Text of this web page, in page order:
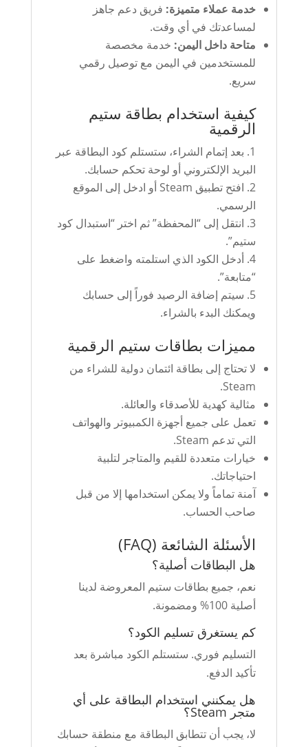
خدمة عملاء متميزة: فريق دعم جاهز
لمساعدتك في أي وقت.
متاحة داخل اليمن: خدمة مخصصة
للمستخدمين في اليمن مع توصيل رقمي
سريع.
كيفية استخدام بطاقة ستيم
الرقمية
بعد إتمام الشراء، ستستلم كود البطاقة عبر
البريد الإلكتروني أو لوحة تحكم حسابك.
افتح تطبيق Steam أو ادخل إلى الموقع
الرسمي.
انتقل إلى “المحفظة” ثم اختر “استبدال كود
ستيم”.
أدخل الكود الذي استلمته واضغط على
“متابعة”.
سيتم إضافة الرصيد فوراً إلى حسابك
ويمكنك البدء بالشراء.
مميزات بطاقات ستيم الرقمية
لا تحتاج إلى بطاقة ائتمان دولية للشراء من
Steam.
مثالية كهدية للأصدقاء والعائلة.
تعمل على جميع أجهزة الكمبيوتر والهواتف
التي تدعم Steam.
خيارات متعددة للقيم والمتاجر لتلبية
احتياجاتك.
آمنة تماماً ولا يمكن استخدامها إلا من قبل
صاحب الحساب.
الأسئلة الشائعة (FAQ)
هل البطاقات أصلية؟
نعم، جميع بطاقات ستيم المعروضة لدينا
أصلية 100% ومضمونة.
كم يستغرق تسليم الكود؟
التسليم فوري. ستستلم الكود مباشرة بعد
تأكيد الدفع.
هل يمكنني استخدام البطاقة على أي
متجر Steam؟
لا، يجب أن تتطابق البطاقة مع منطقة حسابك